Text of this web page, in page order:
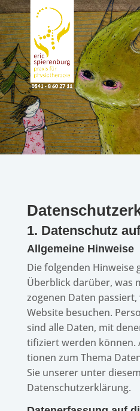
1. Daten­schutz
Allge­meine Hinweise
Die folgen­den Hinweise
Über­blick darüber, was
zo­ge­nen Daten passiert,
Website besu­chen.
sind alle Daten, mit
ti­fi­ziert werden
tio­nen zum Thema
Sie unse­rer unter
Datenschutzerklärung.